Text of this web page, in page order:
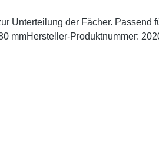
Unterteilung der Fächer.
mmHersteller-Produktnummer: